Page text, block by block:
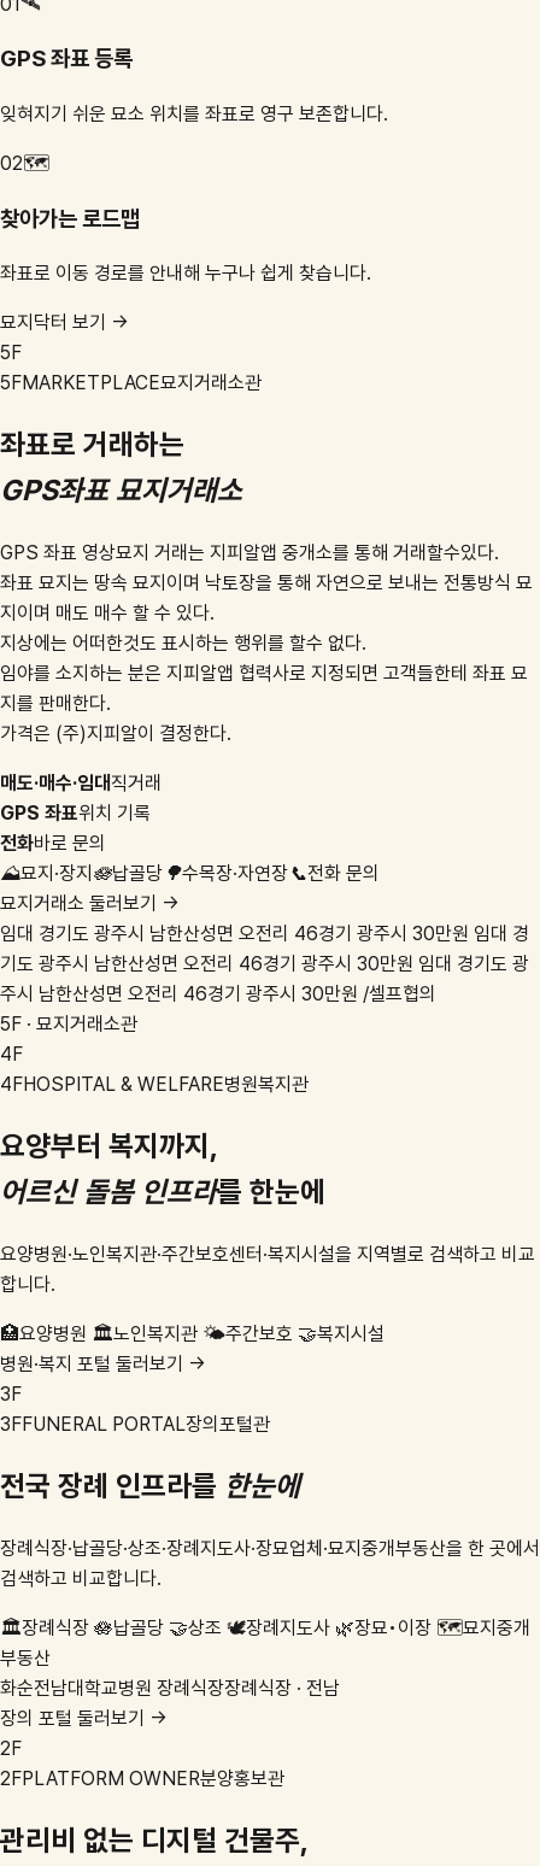
GPS 좌표 등록
잊혀지기 쉬운 묘소 위치를 좌표로 영구 보존합니다.
02🗺️
찾아가는 로드맵
좌표로 이동 경로를 안내해 누구나 쉽게 찾습니다.
묘지닥터 보기 →
5F
5FMARKETPLACE묘지거래소관
좌표로 거래하는
GPS좌표 묘지거래소
GPS 좌표 영상묘지 거래는 지피알앱 중개소를 통해 거래할수있다.
좌표 묘지는 땅속 묘지이며 낙토장을 통해 자연으로 보내는 전통방식 묘
지이며 매도 매수 할 수 있다.
지상에는 어떠한것도 표시하는 행위를 할수 없다.
임야를 소지하는 분은 지피알앱 협력사로 지정되면 고객들한테 좌표 묘
지를 판매한다.
가격은 (주)지피알이 결정한다.
매도·매수·임대직거래
GPS 좌표위치 기록
전화바로 문의
⛰️묘지·장지 🪷납골당 🌳수목장·자연장📞전화 문의
묘지거래소 둘러보기 →
임대 경기도 광주시 남한산성면 오전리 46경기 광주시 30만원 임대 경
기도 광주시 남한산성면 오전리 46경기 광주시 30만원 임대 경기도 광
주시 남한산성면 오전리 46경기 광주시 30만원 /셀프협의
5F · 묘지거래소관
4F
4FHOSPITAL & WELFARE병원복지관
요양부터 복지까지,
어르신 돌봄 인프라를 한눈에
요양병원·노인복지관·주간보호센터·복지시설을 지역별로 검색하고 비교
합니다.
🏥요양병원 🏛️노인복지관 🌤️주간보호 🤝복지시설
병원·복지 포털 둘러보기 →
3F
3FFUNERAL PORTAL장의포털관
전국 장례 인프라를 한눈에
장례식장·납골당·상조·장례지도사·장묘업체·묘지중개부동산을 한 곳에서
검색하고 비교합니다.
🏛️장례식장 🪷납골당 🤝상조 🕊️장례지도사 🌿장묘•이장 🗺️묘지중개
부동산